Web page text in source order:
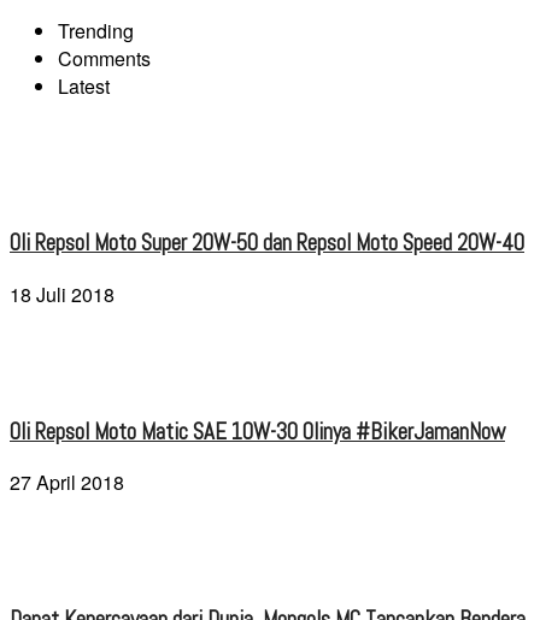
Trending
Comments
Latest
Oli Repsol Moto Super 20W-50 dan Repsol Moto Speed 20W-40
18 Juli 2018
Oli Repsol Moto Matic SAE 10W-30 Olinya #BikerJamanNow
27 April 2018